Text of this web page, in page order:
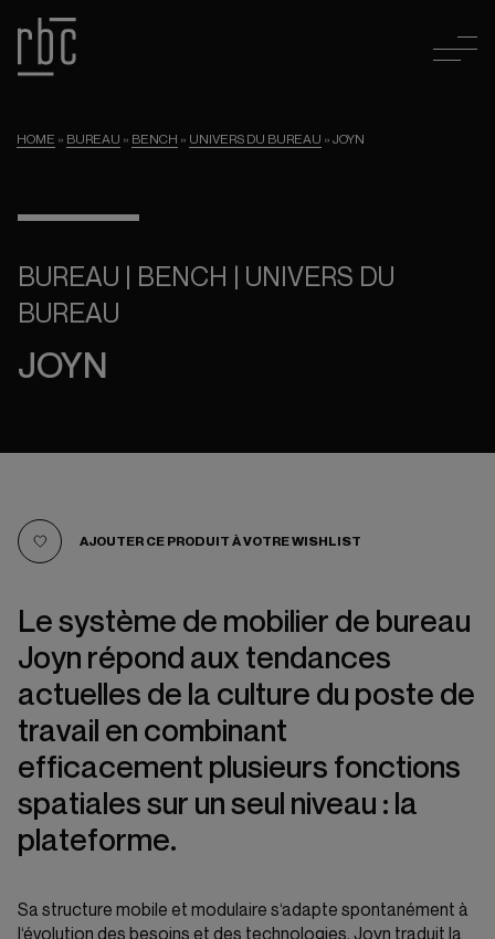
HOME » BUREAU » BENCH » UNIVERS DU BUREAU » JOYN
BUREAU | BENCH | UNIVERS DU
BUREAU
JOYN
AJOUTER CE PRODUIT À VOTRE WISHLIST
Le système de mobilier de bureau
Joyn répond aux tendances
actuelles de la culture du poste de
travail en combinant
efficacement plusieurs fonctions
spatiales sur un seul niveau : la
plateforme.
Sa structure mobile et modulaire s‘adapte spontanément à
l‘évolution des besoins et des technologies. Joyn traduit la